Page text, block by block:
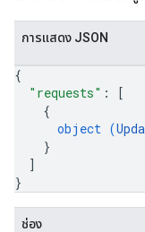
การแสดง JSON
{
"requests" :
[
{
object (
}
]
}
ช่อง